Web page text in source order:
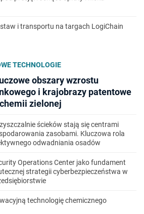
i transportu na targach LogiChain
TECHNOLOGIE
obszary wzrostu
i krajobrazy patentowe
zielonej
ścieków stają się centrami
zasobami. Kluczowa rola
odwadniania osadów
Operations Center jako fundament
strategii cyberbezpieczeństwa w
technologię chemicznego